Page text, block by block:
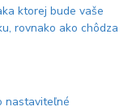
ktorej bude vaše
rovnako ako chôdza
nastaviteľné